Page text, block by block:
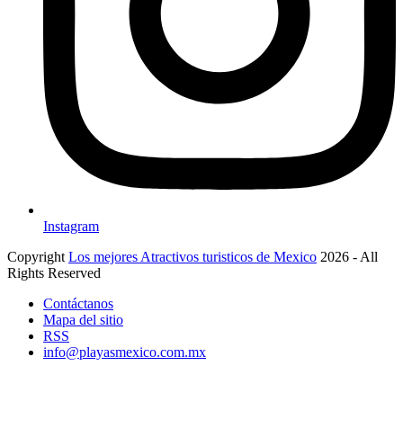
Instagram
Copyright Los mejores Atractivos turisticos de Mexico 2026 - All
Rights Reserved
Contáctanos
Mapa del sitio
RSS
info@playasmexico.com.mx